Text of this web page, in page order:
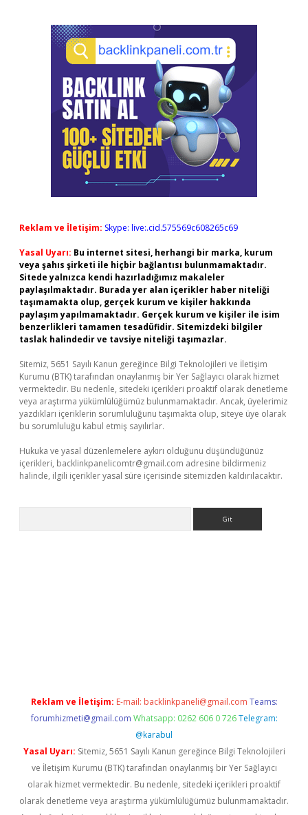
Reklam ve İletişim: Skype: live:.cid.575569c608265c69
Yasal Uyarı: Bu internet sitesi, herhangi bir marka, kurum
veya şahıs şirketi ile hiçbir bağlantısı bulunmamaktadır.
Sitede yalnızca kendi hazırladığımız makaleler
paylaşılmaktadır. Burada yer alan içerikler haber niteliği
taşımamakta olup, gerçek kurum ve kişiler hakkında
paylaşım yapılmamaktadır. Gerçek kurum ve kişiler ile isim
benzerlikleri tamamen tesadüfidir. Sitemizdeki bilgiler
taslak halindedir ve tavsiye niteliği taşımazlar.
Sitemiz, 5651 Sayılı Kanun gereğince Bilgi Teknolojileri ve İletişim
Kurumu (BTK) tarafından onaylanmış bir Yer Sağlayıcı olarak hizmet
vermektedir. Bu nedenle, sitedeki içerikleri proaktif olarak denetleme
veya araştırma yükümlülüğümüz bulunmamaktadır. Ancak, üyelerimiz
yazdıkları içeriklerin sorumluluğunu taşımakta olup, siteye üye olarak
bu sorumluluğu kabul etmiş sayılırlar.
Hukuka ve yasal düzenlemelere aykırı olduğunu düşündüğünüz
içerikleri, backlinkpanelicomtr@gmail.com adresine bildirmeniz
halinde, ilgili içerikler yasal süre içerisinde sitemizden kaldırılacaktır.
Reklam ve İletişim: E-mail: backlinkpaneli@gmail.com Teams:
forumhizmeti@gmail.com Whatsapp: 0262 606 0 726 Telegram:
@karabul
Yasal Uyarı: Sitemiz, 5651 Sayılı Kanun gereğince Bilgi Teknolojileri
ve İletişim Kurumu (BTK) tarafından onaylanmış bir Yer Sağlayıcı
olarak hizmet vermektedir. Bu nedenle, sitedeki içerikleri proaktif
olarak denetleme veya araştırma yükümlülüğümüz bulunmamaktadır.